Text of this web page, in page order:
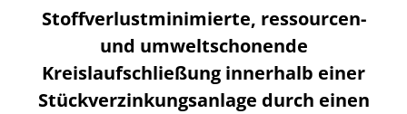
Stoffverlustminimierte, ressourcen-
und umweltschonende
Kreislaufschließung innerhalb einer
Stückverzinkungsanlage durch einen